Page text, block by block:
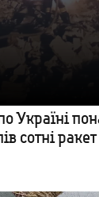
Україні
сотні